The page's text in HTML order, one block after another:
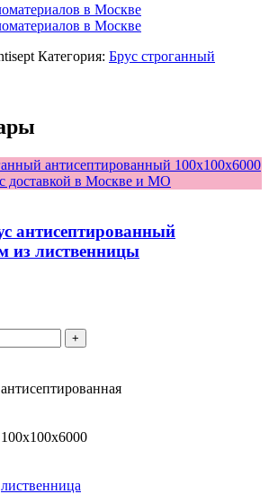
Категория: Брус строганный
антисептированный
из лиственницы
антисептированная
100х100х6000
лиственница